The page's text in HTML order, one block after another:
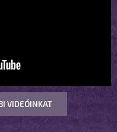
VIDEÓINKAT